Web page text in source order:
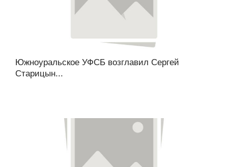
Южноуральское УФСБ возглавил Сергей
Старицын...